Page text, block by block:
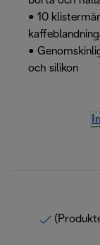
• 10
•
och silikon